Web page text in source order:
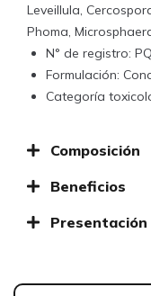
Leveillula,
Phoma,
N° de registro:
Formulación:
Categoría
Composición
Beneficios
Presentación